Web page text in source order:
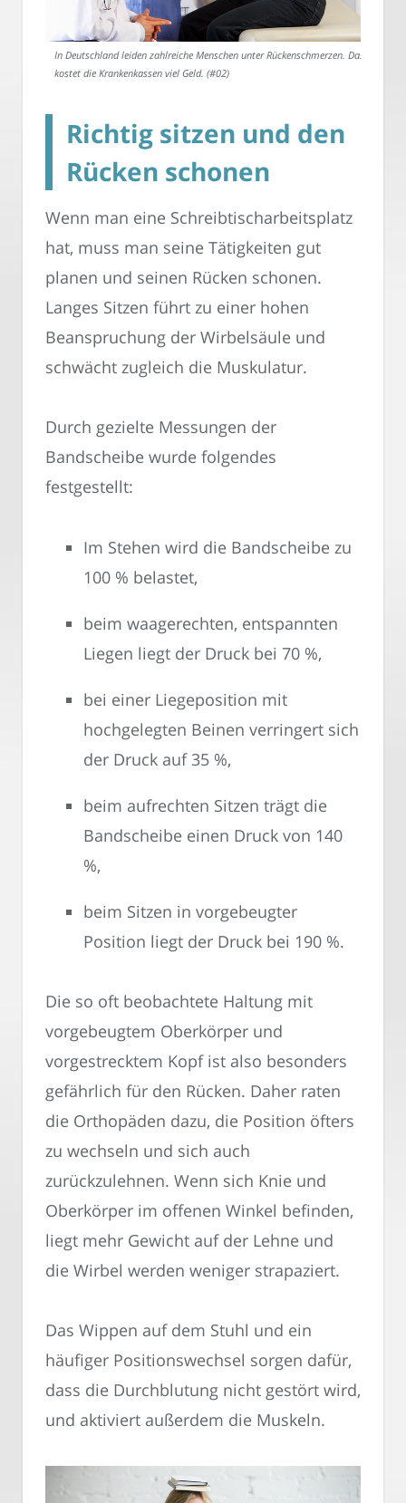
In Deutschland leiden zahlreiche Menschen unter Rückenschmerzen. Das
kostet die Krankenkassen viel Geld. (#02)
Richtig sitzen und den
Rücken schonen
Wenn man eine Schreibtischarbeitsplatz
hat, muss man seine Tätigkeiten gut
planen und seinen Rücken schonen.
Langes Sitzen führt zu einer hohen
Beanspruchung der Wirbelsäule und
schwächt zugleich die Muskulatur.
Durch gezielte Messungen der
Bandscheibe wurde folgendes
festgestellt:
Im Stehen wird die Bandscheibe zu
100 % belastet,
beim waagerechten, entspannten
Liegen liegt der Druck bei 70 %,
bei einer Liegeposition mit
hochgelegten Beinen verringert sich
der Druck auf 35 %,
beim aufrechten Sitzen trägt die
Bandscheibe einen Druck von 140
%,
beim Sitzen in vorgebeugter
Position liegt der Druck bei 190 %.
Die so oft beobachtete Haltung mit
vorgebeugtem Oberkörper und
vorgestrecktem Kopf ist also besonders
gefährlich für den Rücken. Daher raten
die Orthopäden dazu, die Position öfters
zu wechseln und sich auch
zurückzulehnen. Wenn sich Knie und
Oberkörper im offenen Winkel befinden,
liegt mehr Gewicht auf der Lehne und
die Wirbel werden weniger strapaziert.
Das Wippen auf dem Stuhl und ein
häufiger Positionswechsel sorgen dafür,
dass die Durchblutung nicht gestört wird,
und aktiviert außerdem die Muskeln.